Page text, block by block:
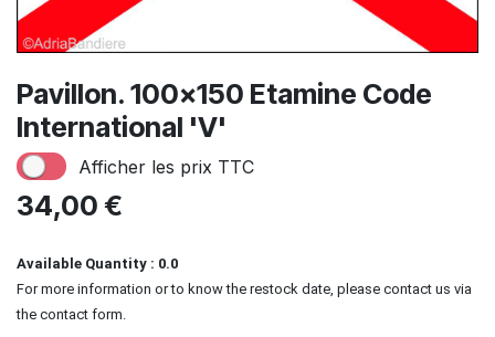
Pavillon. 100x150 Etamine Code
International 'V'
Afficher les prix TTC
34,00 €
Available Quantity : 0.0
For more information or to know the restock date, please contact us via
the contact form.